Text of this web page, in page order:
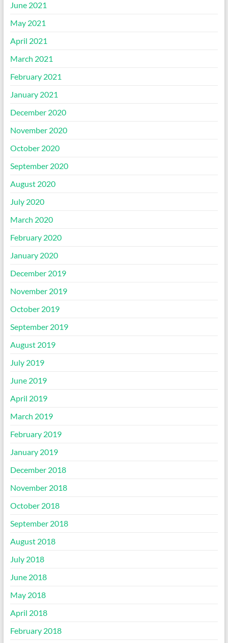
June 2021
May 2021
April 2021
March 2021
February 2021
January 2021
December 2020
November 2020
October 2020
September 2020
August 2020
July 2020
March 2020
February 2020
January 2020
December 2019
November 2019
October 2019
September 2019
August 2019
July 2019
June 2019
April 2019
March 2019
February 2019
January 2019
December 2018
November 2018
October 2018
September 2018
August 2018
July 2018
June 2018
May 2018
April 2018
February 2018